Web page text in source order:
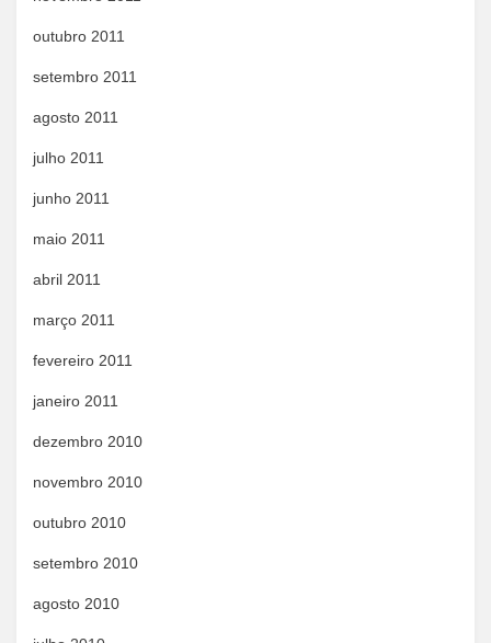
outubro 2011
setembro 2011
agosto 2011
julho 2011
junho 2011
maio 2011
abril 2011
março 2011
fevereiro 2011
janeiro 2011
dezembro 2010
novembro 2010
outubro 2010
setembro 2010
agosto 2010